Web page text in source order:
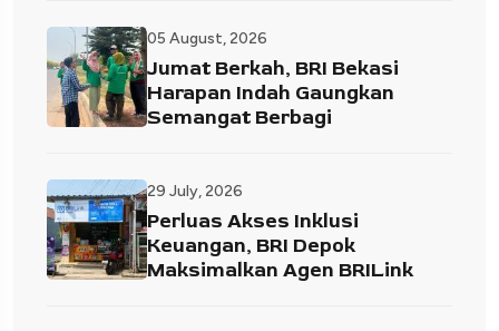
05 August, 2026
Jumat Berkah, BRI Bekasi
Harapan Indah Gaungkan
Semangat Berbagi
29 July, 2026
Perluas Akses Inklusi
Keuangan, BRI Depok
Maksimalkan Agen BRILink